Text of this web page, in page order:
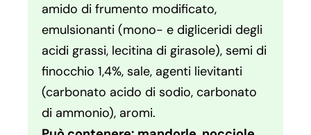
amido di frumento modificato,
emulsionanti (mono- e digliceridi degli
acidi grassi, lecitina di girasole), semi di
finocchio 1,4%, sale, agenti lievitanti
(carbonato acido di sodio, carbonato
di ammonio), aromi.